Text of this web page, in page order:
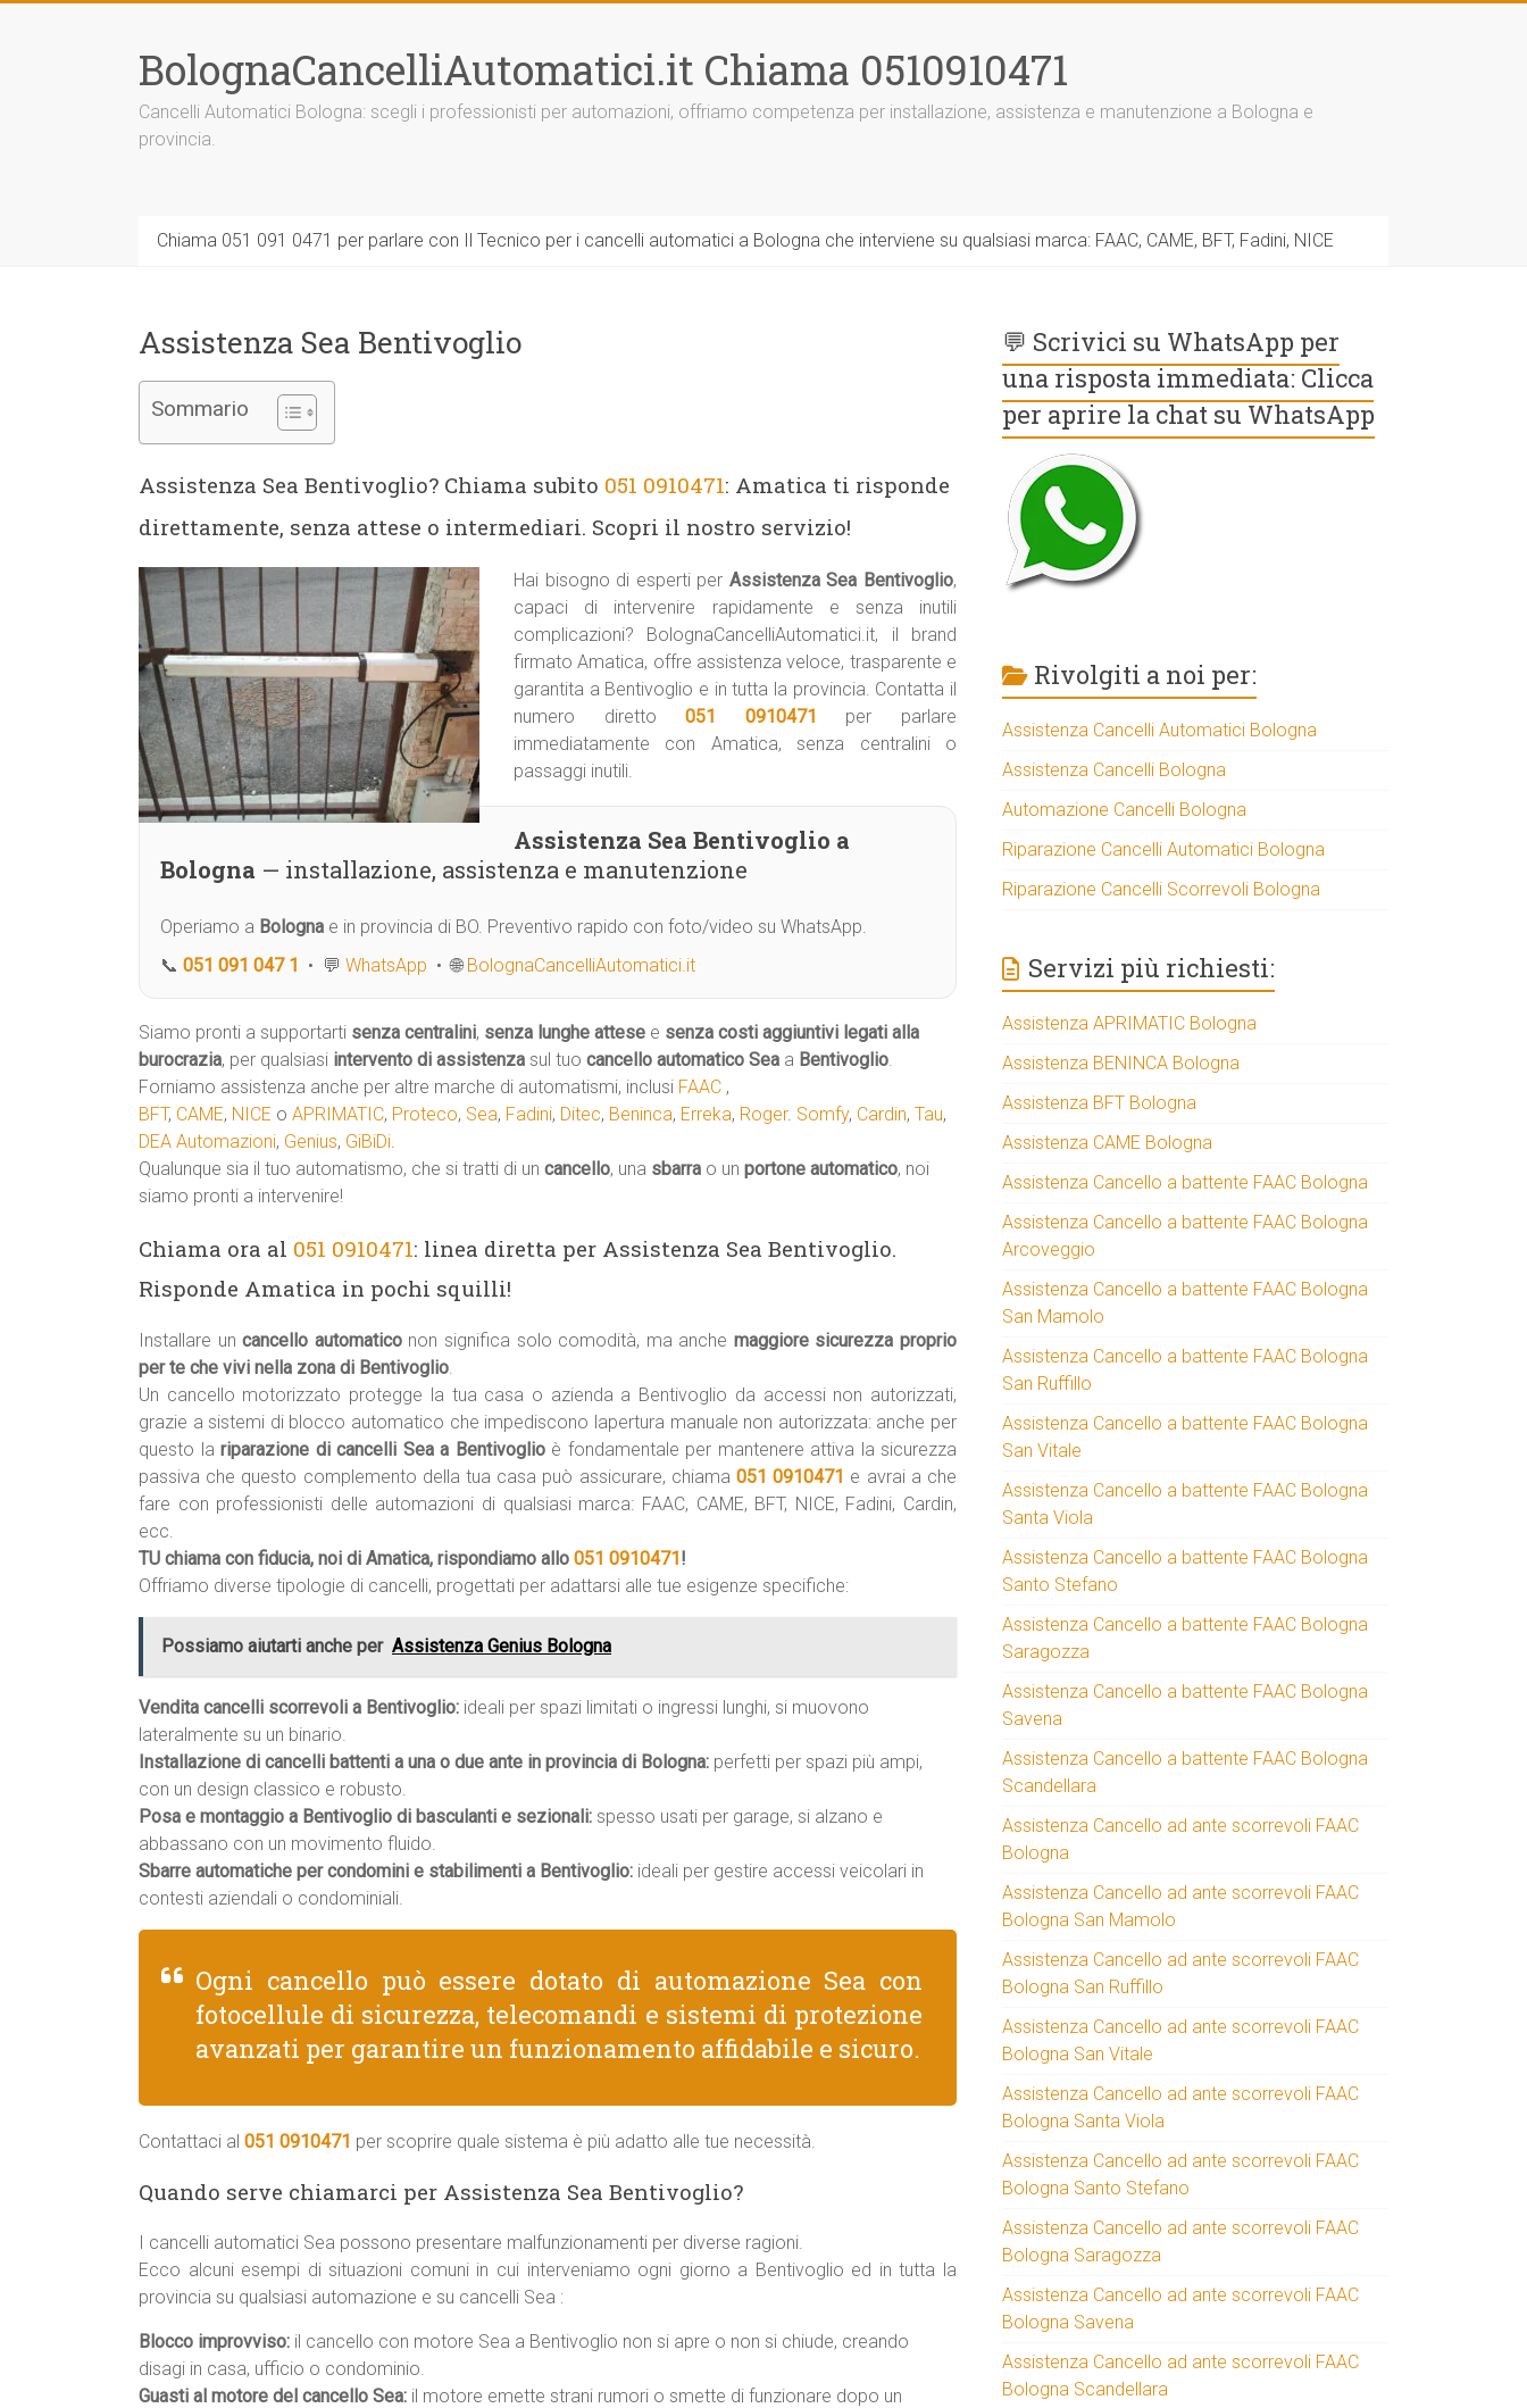
BolognaCancelliAutomatici.it Chiama 0510910471
Cancelli Automatici Bologna: scegli i professionisti per automazioni, offriamo competenza per installazione, assistenza e manutenzione a Bologna e
provincia.
Chiama 051 091 0471 per parlare con Il Tecnico per i cancelli automatici a Bologna che interviene su qualsiasi marca: FAAC, CAME, BFT, Fadini, NICE
Assistenza Sea Bentivoglio
Sommario
Assistenza Sea Bentivoglio? Chiama subito 051 0910471: Amatica ti risponde
direttamente, senza attese o intermediari. Scopri il nostro servizio!
Hai bisogno di esperti per Assistenza Sea Bentivoglio,
capaci di intervenire rapidamente e senza inutili
complicazioni? BolognaCancelliAutomatici.it, il brand
firmato Amatica, offre assistenza veloce, trasparente e
garantita a Bentivoglio e in tutta la provincia. Contatta il
numero diretto051 0910471 per parlare
immediatamente con Amatica, senza centralini o
passaggi inutili.
Assistenza Sea Bentivoglio a
Bologna — installazione, assistenza e manutenzione
Operiamo a Bologna e in provincia di BO. Preventivo rapido con foto/video su WhatsApp.
📞 051 091 047 1 • 💬 WhatsApp • 🌐 BolognaCancelliAutomatici.it
Siamo pronti a supportarti senza centralini, senza lunghe attese e senza costi aggiuntivi legati alla
burocrazia, per qualsiasi intervento di assistenza sul tuo cancello automatico Sea a Bentivoglio.
Forniamo assistenza anche per altre marche di automatismi, inclusi FAAC ,
BFT, CAME, NICE o APRIMATIC, Proteco, Sea, Fadini, Ditec, Beninca, Erreka, Roger. Somfy, Cardin, Tau,
DEA Automazioni, Genius, GiBiDi.
Qualunque sia il tuo automatismo, che si tratti di un cancello, una sbarra o un portone automatico, noi
siamo pronti a intervenire!
Chiama ora al 051 0910471: linea diretta per Assistenza Sea Bentivoglio.
Risponde Amatica in pochi squilli!
Installare uncancello automaticonon significa solo comodità, ma anche maggiore sicurezza proprio
per te che vivi nella zona di Bentivoglio.
Un cancello motorizzato protegge la tua casa o azienda a Bentivoglio da accessi non autorizzati,
grazie a sistemi di blocco automatico che impediscono lapertura manuale non autorizzata: anche per
questo la riparazione di cancelli Sea a Bentivoglioè fondamentale per mantenere attiva la sicurezza
passiva che questo complemento della tua casa può assicurare, chiama 051 0910471 e avrai a che
fare con professionisti delle automazioni di qualsiasi marca: FAAC, CAME, BFT, NICE, Fadini, Cardin,
ecc.
TU chiama con fiducia, noi di Amatica, rispondiamo allo 051 0910471!
Offriamo diverse tipologie di cancelli, progettati per adattarsi alle tue esigenze specifiche:
Possiamo aiutarti anche per Assistenza Genius Bologna
Vendita cancelli scorrevoli a Bentivoglio: ideali per spazi limitati o ingressi lunghi, si muovono
lateralmente su un binario.
Installazione di cancelli battenti a una o due ante in provincia di Bologna: perfetti per spazi più ampi,
con un design classico e robusto.
Posa e montaggio a Bentivoglio di basculanti e sezionali: spesso usati per garage, si alzano e
abbassano con un movimento fluido.
Sbarre automatiche per condomini e stabilimenti a Bentivoglio: ideali per gestire accessi veicolari in
contesti aziendali o condominiali.
Ogni cancello può essere dotato di automazione Sea con
fotocellule di sicurezza, telecomandi e sistemi di protezione
avanzati per garantire un funzionamento affidabile e sicuro.
Contattaci al 051 0910471 per scoprire quale sistema è più adatto alle tue necessità.
Quando serve chiamarci per Assistenza Sea Bentivoglio?
I cancelli automatici Sea possono presentare malfunzionamenti per diverse ragioni.
Ecco alcuni esempi di situazioni comuni in cui interveniamo ogni giorno a Bentivoglio ed in tutta la
provincia su qualsiasi automazione e su cancelli Sea :
Blocco improvviso: il cancello con motore Sea a Bentivoglio non si apre o non si chiude, creando
disagi in casa, ufficio o condominio.
Guasti al motore del cancello Sea: il motore emette strani rumori o smette di funzionare dopo un
💬 Scrivici su WhatsApp per
una risposta immediata: Clicca
per aprire la chat su WhatsApp
Rivolgiti a noi per:
Assistenza Cancelli Automatici Bologna
Assistenza Cancelli Bologna
Automazione Cancelli Bologna
Riparazione Cancelli Automatici Bologna
Riparazione Cancelli Scorrevoli Bologna
Servizi più richiesti:
Assistenza APRIMATIC Bologna
Assistenza BENINCA Bologna
Assistenza BFT Bologna
Assistenza CAME Bologna
Assistenza Cancello a battente FAAC Bologna
Assistenza Cancello a battente FAAC Bologna
Arcoveggio
Assistenza Cancello a battente FAAC Bologna
San Mamolo
Assistenza Cancello a battente FAAC Bologna
San Ruffillo
Assistenza Cancello a battente FAAC Bologna
San Vitale
Assistenza Cancello a battente FAAC Bologna
Santa Viola
Assistenza Cancello a battente FAAC Bologna
Santo Stefano
Assistenza Cancello a battente FAAC Bologna
Saragozza
Assistenza Cancello a battente FAAC Bologna
Savena
Assistenza Cancello a battente FAAC Bologna
Scandellara
Assistenza Cancello ad ante scorrevoli FAAC
Bologna
Assistenza Cancello ad ante scorrevoli FAAC
Bologna San Mamolo
Assistenza Cancello ad ante scorrevoli FAAC
Bologna San Ruffillo
Assistenza Cancello ad ante scorrevoli FAAC
Bologna San Vitale
Assistenza Cancello ad ante scorrevoli FAAC
Bologna Santa Viola
Assistenza Cancello ad ante scorrevoli FAAC
Bologna Santo Stefano
Assistenza Cancello ad ante scorrevoli FAAC
Bologna Saragozza
Assistenza Cancello ad ante scorrevoli FAAC
Bologna Savena
Assistenza Cancello ad ante scorrevoli FAAC
Bologna Scandellara